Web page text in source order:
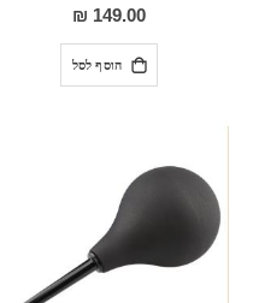
0%
149.00 ₪
הוסף לסל